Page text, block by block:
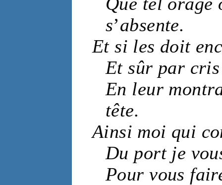
s’absente.
Etsi les doit
Et sûr par cris
En leur
tête.
Ainsi moi qui
Du portje
Pour vous